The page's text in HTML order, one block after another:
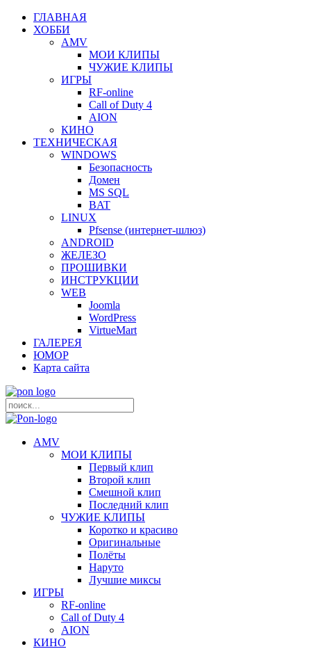
ГЛАВНАЯ
ХОББИ
AMV
МОИ КЛИПЫ
ЧУЖИЕ КЛИПЫ
ИГРЫ
RF-online
Call of Duty 4
AION
КИНО
ТЕХНИЧЕСКАЯ
WINDOWS
Безопасность
Домен
MS SQL
BAT
LINUX
Pfsense (интернет-шлюз)
ANDROID
ЖЕЛЕЗО
ПРОШИВКИ
ИНСТРУКЦИИ
WEB
Joomla
WordPress
VirtueMart
ГАЛЕРЕЯ
ЮМОР
Карта сайта
AMV
МОИ КЛИПЫ
Первый клип
Второй клип
Смешной клип
Последний клип
ЧУЖИЕ КЛИПЫ
Коротко и красиво
Оригинальные
Полёты
Наруто
Лучшие миксы
ИГРЫ
RF-online
Call of Duty 4
AION
КИНО